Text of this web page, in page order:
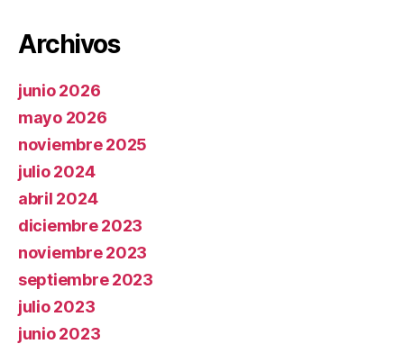
Archivos
junio 2026
mayo 2026
noviembre 2025
julio 2024
abril 2024
diciembre 2023
noviembre 2023
septiembre 2023
julio 2023
junio 2023